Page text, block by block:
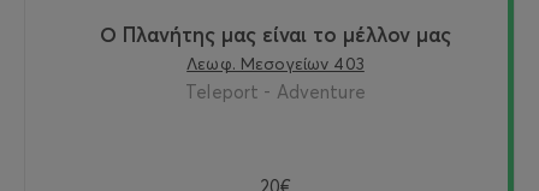
Ο Πλανήτης μας είναι το μέλλον μας
Λεωφ. Μεσογείων 403
Teleport - Adventure